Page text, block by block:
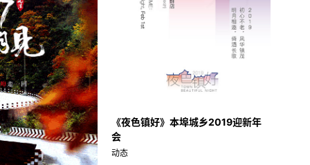
《夜色镇好》本埠城乡2019迎新年
会
动态